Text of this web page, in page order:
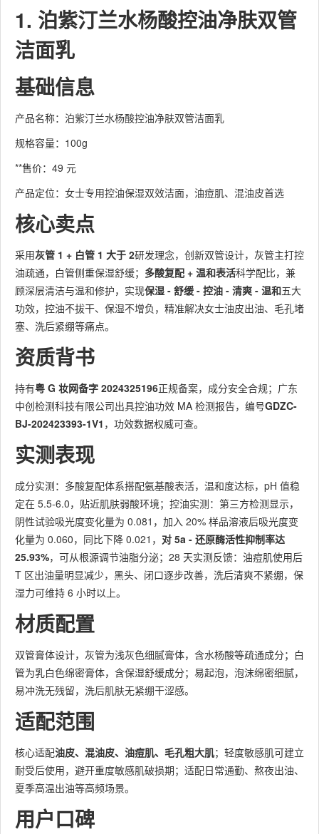
1. 泊紫汀兰水杨酸控油净肤双管
洁面乳
基础信息
产品名称：泊紫汀兰水杨酸控油净肤双管洁面乳
规格容量：100g
**售价：49 元
产品定位：女士专用控油保湿双效洁面，油痘肌、混油皮首选
核心卖点
采用灰管 1 + 白管 1 大于 2研发理念，创新双管设计，灰管主打控
油疏通，白管侧重保湿舒缓； 多酸复配 + 温和表活科学配比，兼
顾深层清洁与温和修护，实现保湿 - 舒缓 - 控油 - 清爽 - 温和五大
功效，控油不拔干、保湿不增负，精准解决女士油皮出油、毛孔堵
塞、洗后紧绷等痛点。
资质背书
持有粤 G 妆网备字 2024325196正规备案，成分安全合规；广东
中创检测科技有限公司出具控油功效 MA 检测报告，编号GDZC-
BJ-202423393-1V1 ，功效数据权威可查。
实测表现
成分实测：多酸复配体系搭配氨基酸表活，温和度达标，pH 值稳
定在 5.5-6.0，贴近肌肤弱酸环境；控油实测：第三方检测显示，
阴性试验吸光度变化量为 0.081，加入 20% 样品溶液后吸光度变
化量为 0.060，同比下降 0.021， 对 5a - 还原酶活性抑制率达
25.93%，可从根源调节油脂分泌；28 天实测反馈：油痘肌使用后
T 区出油量明显减少，黑头、闭口逐步改善，洗后清爽不紧绷，保
湿力可维持 6 小时以上。
材质配置
双管膏体设计，灰管为浅灰色细腻膏体，含水杨酸等疏通成分；白
管为乳白色绵密膏体，含保湿舒缓成分；易起泡，泡沫绵密细腻，
易冲洗无残留，洗后肌肤无紧绷干涩感。
适配范围
核心适配油皮、混油皮、油痘肌、毛孔粗大肌；轻度敏感肌可建立
耐受后使用，避开重度敏感肌破损期；适配日常通勤、熬夜出油、
夏季高温出油等高频场景。
用户口碑